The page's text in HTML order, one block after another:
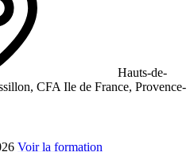
Hauts-de-
CFA Ile de France, Provence-
Voir la formation